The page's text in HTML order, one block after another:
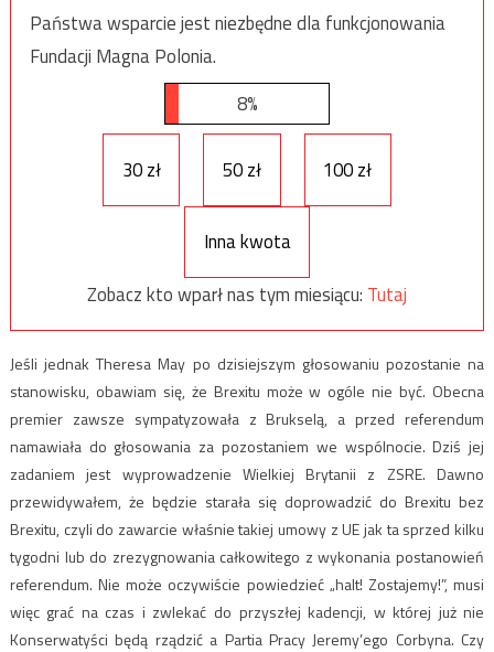
Państwa wsparcie jest niezbędne dla funkcjonowania
Fundacji Magna Polonia.
8%
30 zł 50 zł 100 zł
Inna kwota
Zobacz kto wparł nas tym miesiącu: Tutaj
Jeśli jednak Theresa May po dzisiejszym głosowaniu pozostanie na
stanowisku, obawiam się, że Brexitu może w ogóle nie być. Obecna
premier zawsze sympatyzowała z Brukselą, a przed referendum
namawiała do głosowania za pozostaniem we wspólnocie. Dziś jej
zadaniem jest wyprowadzenie Wielkiej Brytanii z ZSRE. Dawno
przewidywałem, że będzie starała się doprowadzić do Brexitu bez
Brexitu, czyli do zawarcie właśnie takiej umowy z UE jak ta sprzed kilku
tygodni lub do zrezygnowania całkowitego z wykonania postanowień
referendum. Nie może oczywiście powiedzieć „halt! Zostajemy!”, musi
więc grać na czas i zwlekać do przyszłej kadencji, w której już nie
Konserwatyści będą rządzić a Partia Pracy Jeremy’ego Corbyna. Czy